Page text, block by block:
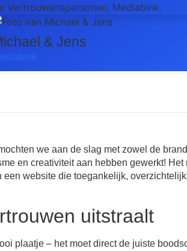
& Jens
we aan de slag met zowel de
en creativiteit aan hebben gewerkt! Het
website die toegankelijk,
uitstraalt
plaatje – het moet direct de juiste